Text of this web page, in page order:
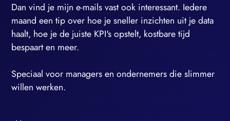
Dan vind je mijn e-mails vast ook interessant. Iedere
maand een tip over hoe je sneller inzichten uit je data
haalt, hoe je de juiste KPI's opstelt, kostbare tijd
bespaart en meer.
Speciaal voor managers en ondernemers die slimmer
willen werken.